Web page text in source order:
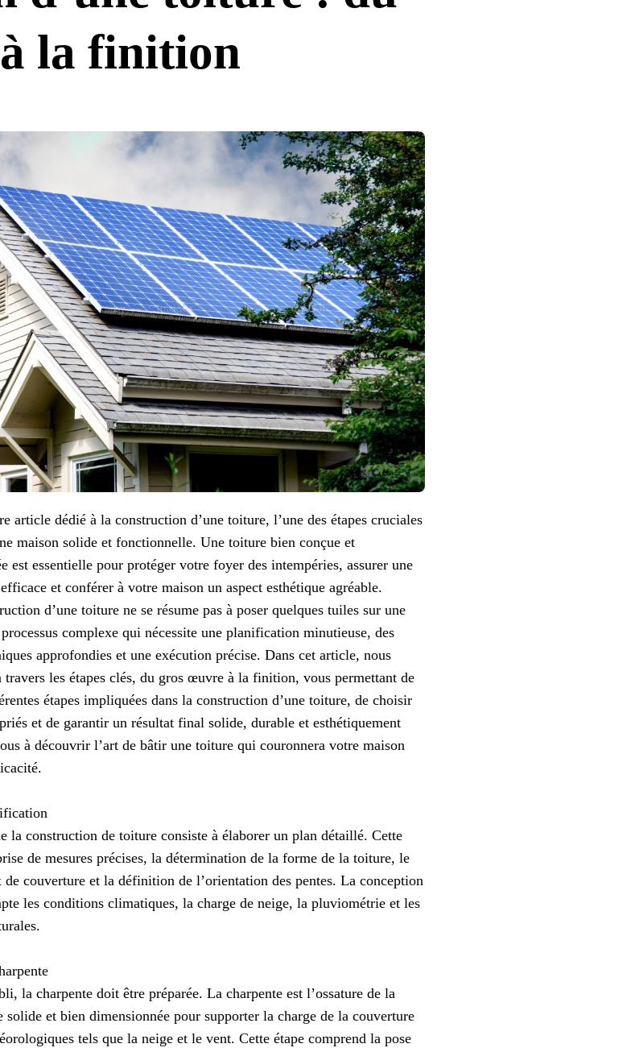
la finition
article dédié à la construction d’une toiture, l’une des étapes cruciales
maison solide et fonctionnelle. Une toiture bien conçue et
est essentielle pour protéger votre foyer des intempéries, assurer une
et conférer à votre maison un aspect esthétique agréable.
d’une toiture ne se résume pas à poser quelques tuiles sur une
complexe qui nécessite une planification minutieuse, des
approfondies et une exécution précise. Dans cet article, nous
travers les étapes clés, du gros œuvre à la finition, vous permettant de
étapes impliquées dans la construction d’une toiture, de choisir
et de garantir un résultat final solide, durable et esthétiquement
à découvrir l’art de bâtir une toiture qui couronnera votre maison
la construction de toiture consiste à élaborer un plan détaillé. Cette
de mesures précises, la détermination de la forme de la toiture, le
couverture et la définition de l’orientation des pentes. La conception
les conditions climatiques, la charge de neige, la pluviométrie et les
la charpente doit être préparée. La charpente est l’ossature de la
et bien dimensionnée pour supporter la charge de la couverture
tels que la neige et le vent. Cette étape comprend la pose